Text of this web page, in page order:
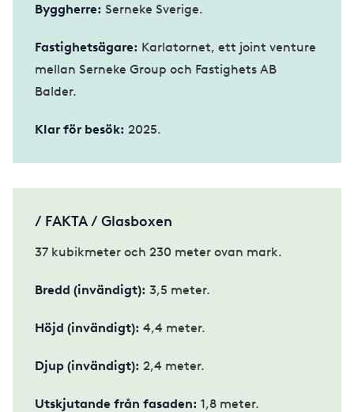
Byggherre: Serneke Sverige.
Fastighetsägare: Karlatornet, ett joint venture
mellan Serneke Group och Fastighets AB
Balder.
Klar för besök: 2025.
/ FAKTA / Glasboxen
37 kubikmeter och 230 meter ovan mark.
Bredd (invändigt): 3,5 meter.
Höjd (invändigt): 4,4 meter.
Djup (invändigt): 2,4 meter.
Utskjutande från fasaden: 1,8 meter.